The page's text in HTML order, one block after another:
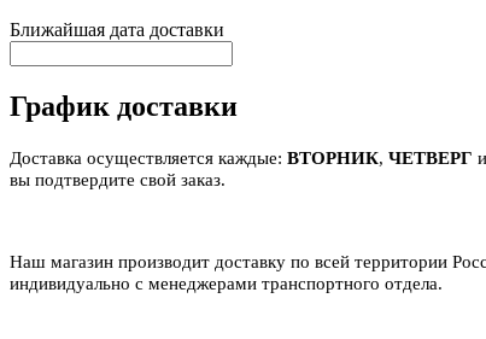
Ближайшая дата доставки
График доставки
Доставка осуществляется каждые: ВТОРНИК, ЧЕТВЕРГ и
вы подтвердите свой заказ.
Наш магазин производит доставку по всей территории
индивидуально с менеджерами транспортного отдела.